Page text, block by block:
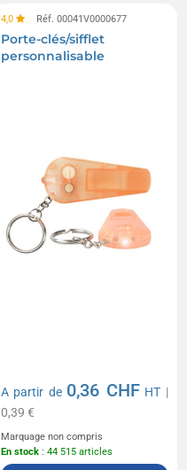
4,0 Réf. 00041V0000677
Porte-clés/sifflet
personnalisable
A partir de 0,36 CHF HT |
0,39 €
Marquage non compris
En stock : 44 515 articles